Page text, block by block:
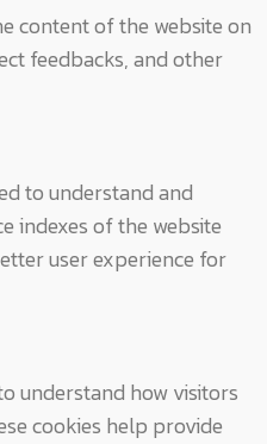
content of the website on
feedbacks, and other
to understand and
indexes of the website
user experience for
understand how visitors
cookies help provide